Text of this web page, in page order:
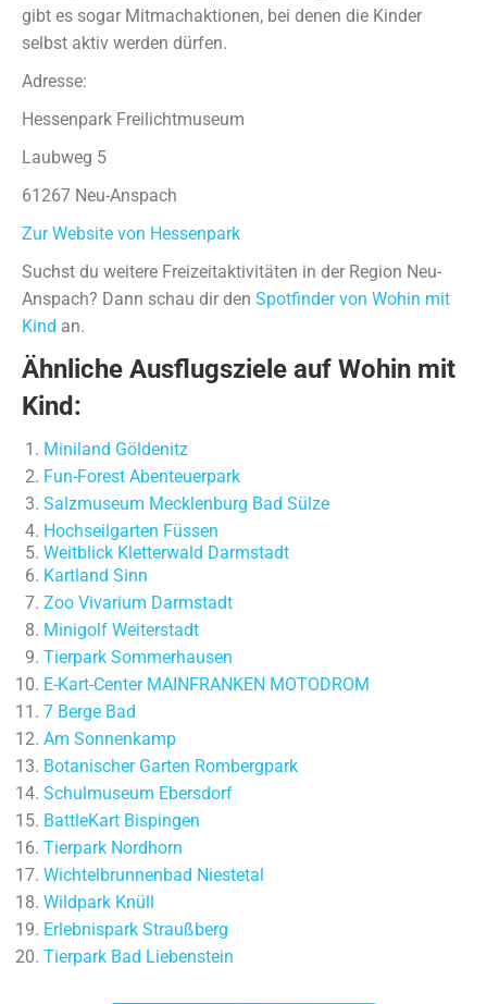
gibt es sogar Mitmachaktionen, bei denen die Kinder
selbst aktiv werden dürfen.
Adresse:
Hessenpark Freilichtmuseum
Laubweg 5
61267 Neu-Anspach
Zur Website von Hessenpark
Suchst du weitere Freizeitaktivitäten in der Region Neu-
Anspach? Dann schau dir den Spotfinder von Wohin mit
Kind an.
Ähnliche Ausflugsziele auf Wohin mit
Kind:
Miniland Göldenitz
Fun-Forest Abenteuerpark
Salzmuseum Mecklenburg Bad Sülze
Hochseilgarten Füssen
Weitblick Kletterwald Darmstadt
Kartland Sinn
Zoo Vivarium Darmstadt
Minigolf Weiterstadt
Tierpark Sommerhausen
E-Kart-Center MAINFRANKEN MOTODROM
7 Berge Bad
Am Sonnenkamp
Botanischer Garten Rombergpark
Schulmuseum Ebersdorf
BattleKart Bispingen
Tierpark Nordhorn
Wichtelbrunnenbad Niestetal
Wildpark Knüll
Erlebnispark Straußberg
Tierpark Bad Liebenstein